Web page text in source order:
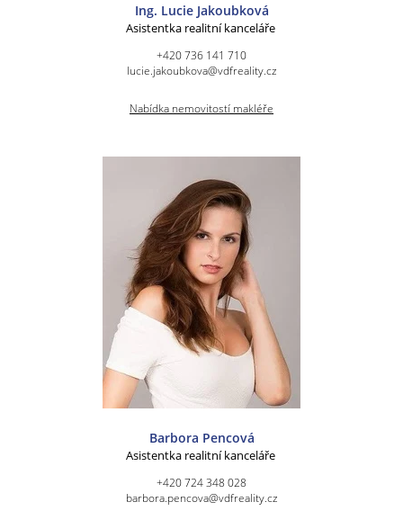
Ing. Lucie Jakoubková
Asistentka realitní kanceláře
+420 736 141 710
lucie.jakoubkova@vdfreality.cz
Nabídka nemovitostí makléře
Barbora Pencová
Asistentka realitní kanceláře
+420 724 348 028
barbora.pencova@vdfreality.cz